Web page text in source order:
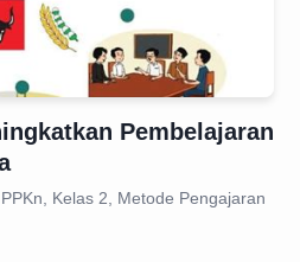
Pembelajaran
Kelas 2, Metode Pengajaran